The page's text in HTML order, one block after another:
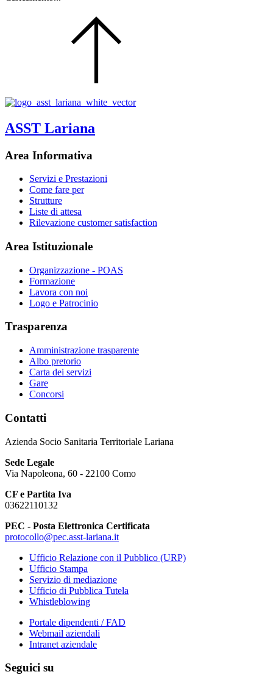
ASST Lariana
Area Informativa
Servizi e Prestazioni
Come fare per
Strutture
Liste di attesa
Rilevazione customer satisfaction
Area Istituzionale
Organizzazione - POAS
Formazione
Lavora con noi
Logo e Patrocinio
Trasparenza
Amministrazione trasparente
Albo pretorio
Carta dei servizi
Gare
Concorsi
Contatti
Azienda Socio Sanitaria Territoriale Lariana
Sede Legale
Via Napoleona, 60 - 22100 Como
CF e Partita Iva
03622110132
PEC - Posta Elettronica Certificata
protocollo@pec.asst-lariana.it
Ufficio Relazione con il Pubblico (URP)
Ufficio Stampa
Servizio di mediazione
Ufficio di Pubblica Tutela
Whistleblowing
Portale dipendenti / FAD
Webmail aziendali
Intranet aziendale
Seguici su